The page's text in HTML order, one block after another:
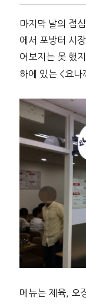
마지막 날의 점
에서 포방터 시
어보지는 못 했
하에 있는 <요나
메뉴는 제육, 오